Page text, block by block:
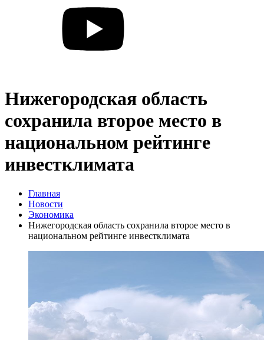
Нижегородская область
сохранила второе место в
национальном рейтинге
инвестклимата
Главная
Новости
Экономика
Нижегородская область сохранила второе место в
национальном рейтинге инвестклимата